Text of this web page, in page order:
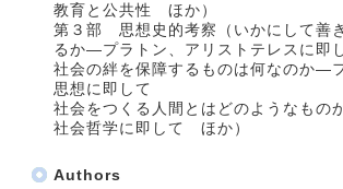
教育と公共性 ほか）
第３部 思想史的考察（いかにして善
るか―プラトン、アリストテレスに即
社会の絆を保障するものは何なのか―
思想に即して
社会をつくる人間とはどのようなもの
社会哲学に即して ほか）
Authors